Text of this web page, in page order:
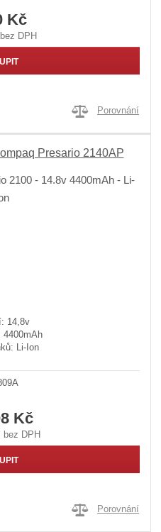
Kč
DPH
Porovnání
Presario 2140AP
14,8v
4400mAh
Li-Ion
Kč
bez DPH
Porovnání